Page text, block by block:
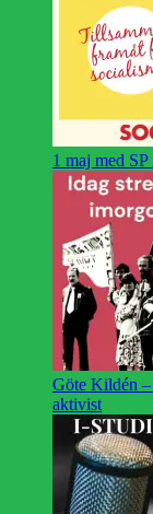
1 maj med
Göte Kildén
aktivist